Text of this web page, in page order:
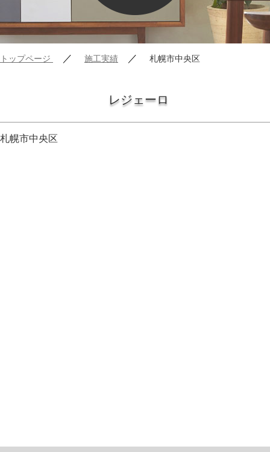
トップページ ／ 施工実績 ／ 札幌市中央区
レジェーロ
札幌市中央区